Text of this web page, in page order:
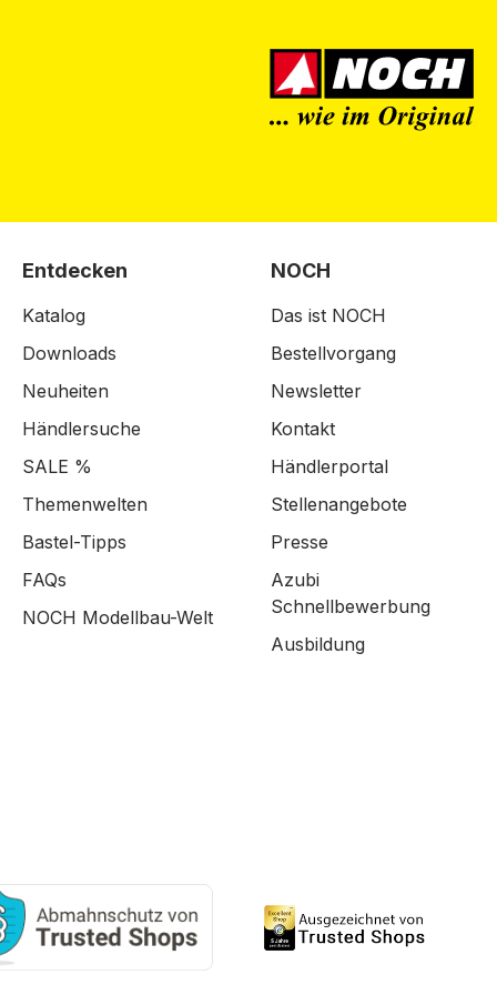
Entdecken
Katalog
Downloads
Neuheiten
Händlersuche
SALE %
Themenwelten
Bastel-Tipps
FAQs
NOCH Modellbau-Welt
NOCH
Das ist NOCH
Bestellvorgang
Newsletter
Kontakt
Händlerportal
Stellenangebote
Presse
Azubi
Schnellbewerbung
Ausbildung